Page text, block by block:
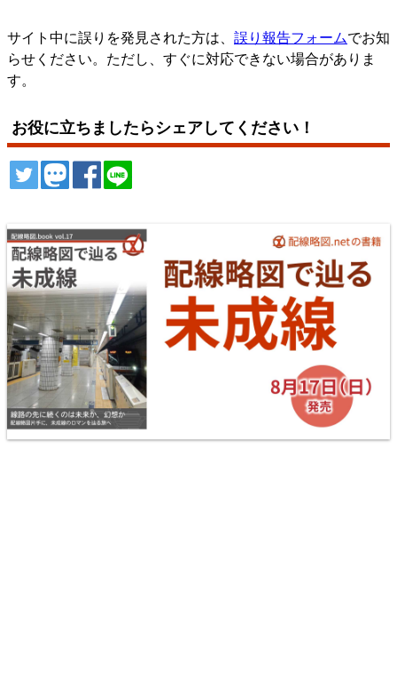
サイト中に誤りを発見された方は、 誤り報告フォームでお知
らせください。ただし、すぐに対応できない場合がありま
す。
お役に立ちましたらシェアしてください！
ツイートトゥート
シェア